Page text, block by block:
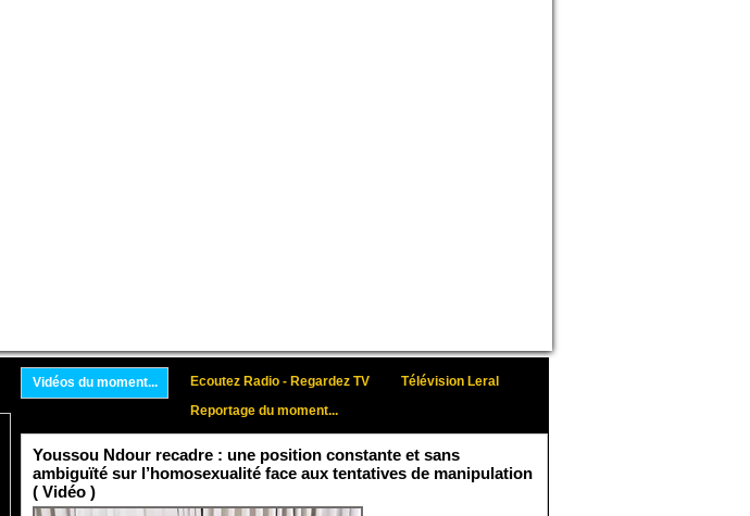
Vidéos du moment... Ecoutez Radio - Regardez TV
Télévision Leral
Reportage du moment...
Youssou Ndour recadre : une position constante et sans
ambiguïté sur l’homosexualité face aux tentatives de manipulation
( Vidéo )